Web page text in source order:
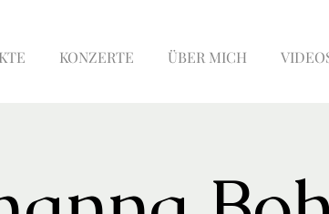
KONZERTE ÜBER MICH